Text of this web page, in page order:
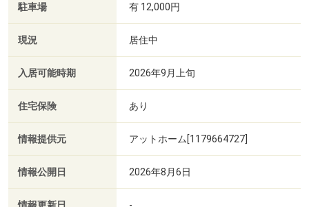
駐車場 有 12,000円
現況 居住中
入居可能時期 2026年9月上旬
住宅保険 あり
情報提供元 アットホーム[1179664727]
情報公開日 2026年8月6日
-